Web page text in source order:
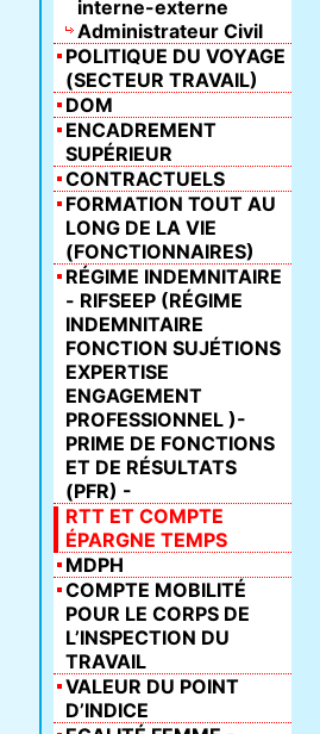
interne-externe
Administrateur Civil
POLITIQUE DU VOYAGE
(SECTEUR TRAVAIL)
DOM
ENCADREMENT
SUPÉRIEUR
CONTRACTUELS
FORMATION TOUT AU
LONG DE LA VIE
(FONCTIONNAIRES)
RÉGIME INDEMNITAIRE
- RIFSEEP (RÉGIME
INDEMNITAIRE
FONCTION SUJÉTIONS
EXPERTISE
ENGAGEMENT
PROFESSIONNEL )-
PRIME DE FONCTIONS
ET DE RÉSULTATS
(PFR) -
RTT ET COMPTE
ÉPARGNE TEMPS
MDPH
COMPTE MOBILITÉ
POUR LE CORPS DE
L’INSPECTION DU
TRAVAIL
VALEUR DU POINT
D’INDICE